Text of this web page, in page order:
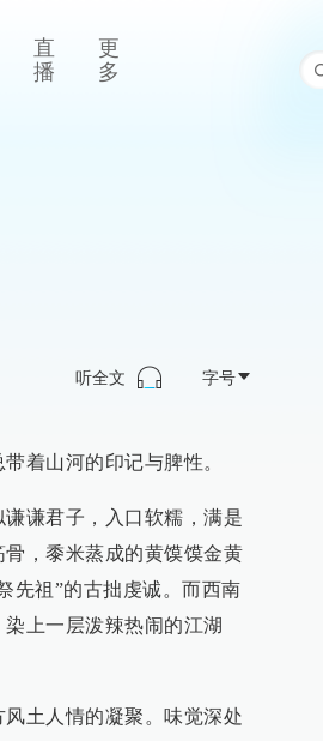
直
播
更
多
听全文 字号
着山河的印记与脾性。
谦君子，入口软糯，满是
，黍米蒸成的黄馍馍金黄
先祖”的古拙虔诚。而西南
上一层泼辣热闹的江湖
土人情的凝聚。味觉深处